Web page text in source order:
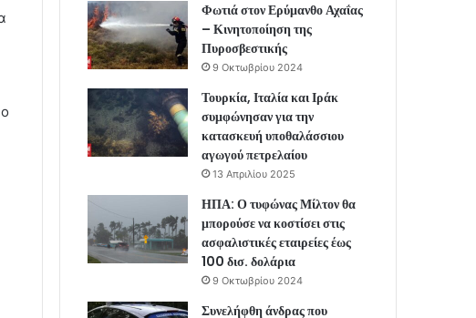
Φωτιά στον Ερύμανθο Αχαΐας
– Κινητοποίηση της
Πυροσβεστικής
9 Οκτωβρίου 2024
Τουρκία, Ιταλία και Ιράκ
συμφώνησαν για την
κατασκευή υποθαλάσσιου
αγωγού πετρελαίου
13 Απριλίου 2025
ΗΠΑ: Ο τυφώνας Μίλτον θα
μπορούσε να κοστίσει στις
ασφαλιστικές εταιρείες έως
100 δισ. δολάρια
9 Οκτωβρίου 2024
Συνελήφθη άνδρας που